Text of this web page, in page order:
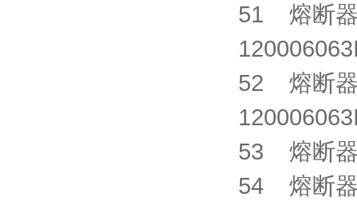
51 熔断器
52 熔断器
53 熔断
54 熔断器